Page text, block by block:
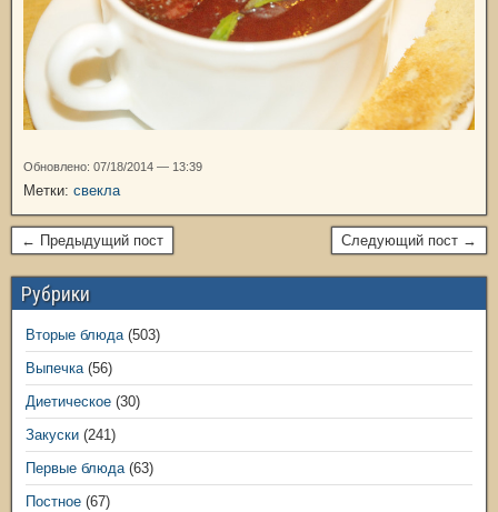
Обновлено: 07/18/2014 — 13:39
Метки: свекла
← Предыдущий пост Следующий пост →
Рубрики
Вторые блюда(503)
Выпечка(56)
Диетическое (30)
Закуски (241)
Первые блюда(63)
Постное (67)